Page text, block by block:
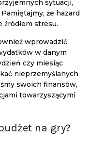
sytuacji,
że hazard
stresu.
wprowadzić
w danym
czy miesiąc
nieprzemyślanych
swoich finansów,
towarzyszącymi
na gry?